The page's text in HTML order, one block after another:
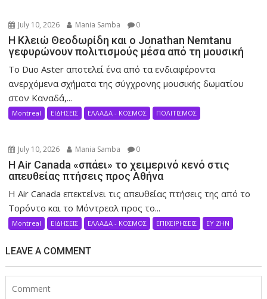
July 10, 2026 Mania Samba 0
Η Κλειώ Θεοδωρίδη και ο Jonathan Nemtanu
γεφυρώνουν πολιτισμούς μέσα από τη μουσική
Το Duo Aster αποτελεί ένα από τα ενδιαφέροντα
ανερχόμενα σχήματα της σύγχρονης μουσικής δωματίου
στον Καναδά,...
Montreal ΕΙΔΗΣΕΙΣ ΕΛΛΑΔΑ - ΚΟΣΜΟΣ ΠΟΛΙΤΙΣΜΟΣ
July 10, 2026 Mania Samba 0
Η Air Canada «σπάει» το χειμερινό κενό στις
απευθείας πτήσεις προς Αθήνα
Η Air Canada επεκτείνει τις απευθείας πτήσεις της από το
Τορόντο και το Μόντρεαλ προς το...
Montreal ΕΙΔΗΣΕΙΣ ΕΛΛΑΔΑ - ΚΟΣΜΟΣ ΕΠΙΧΕΙΡΗΣΕΙΣ ΕΥ ΖΗΝ
LEAVE A COMMENT